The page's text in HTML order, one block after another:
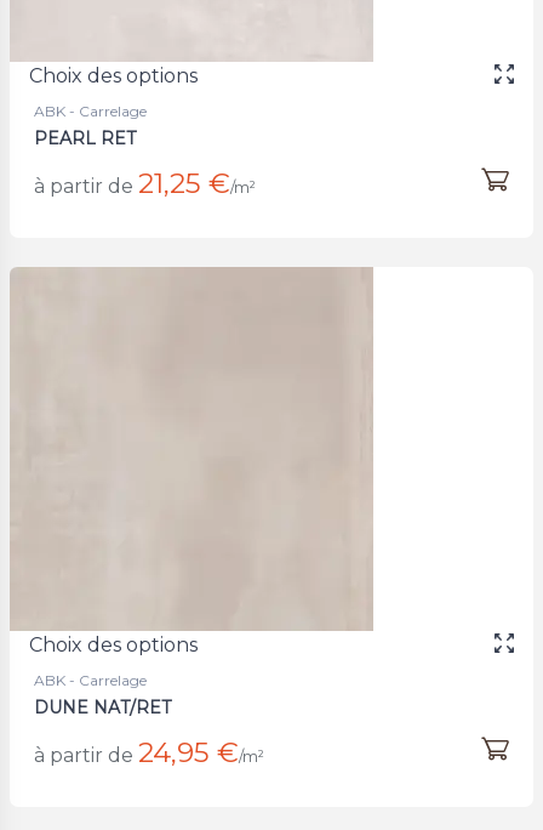
Choix des options
ABK - Carrelage
PEARL RET
à partir de 21,25 €/m²
Choix des options
ABK - Carrelage
DUNE NAT/RET
à partir de 24,95 €/m²